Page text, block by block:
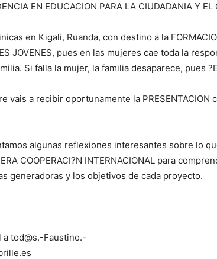
EN EDUCACION PARA LA CIUDADANIA Y EL
en Kigali, Ruanda, con destino a la
JOVENES, pues en las mujeres cae toda la
Si falla la mujer, la familia desaparece, pues
vais a recibir oportunamente la PRESENTACION
algunas reflexiones interesantes sobre lo
COOPERACI?N INTERNACIONAL para
generadoras y los objetivos de cada proyecto.
a tod@s.-Faustino.-